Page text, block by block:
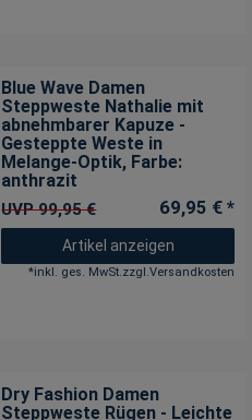
Blue Wave Damen
Steppweste Nathalie mit
abnehmbarer Kapuze -
Gesteppte Weste in
Melange-Optik, Farbe:
anthrazit
UVP 99,95 € 69,95 € *
Artikel anzeigen
*inkl. ges. MwSt.zzgl.Versandkosten
Dry Fashion Damen
Steppweste Rügen - Leichte